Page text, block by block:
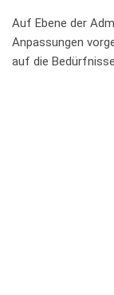
Auf Ebene der
Anpassungen
auf die